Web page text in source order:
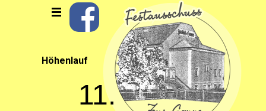
Direkt zum SeiteninhaltMenü überspringen
Höhenlauf
11.